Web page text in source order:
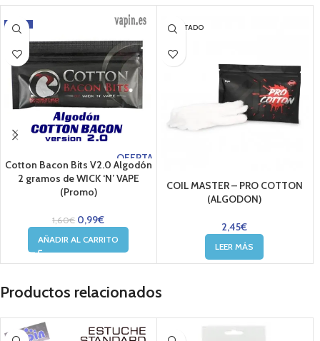
-38%
OFERTA
Cotton Bacon Bits V2.0 Algodón
2 gramos de WICK ‘N’ VAPE
(Promo)
1,60€ 0,99€
AÑADIR AL CARRITO
AGOTADO
COIL MASTER – PRO COTTON
(ALGODON)
2,45€
LEER MÁS
Productos relacionados